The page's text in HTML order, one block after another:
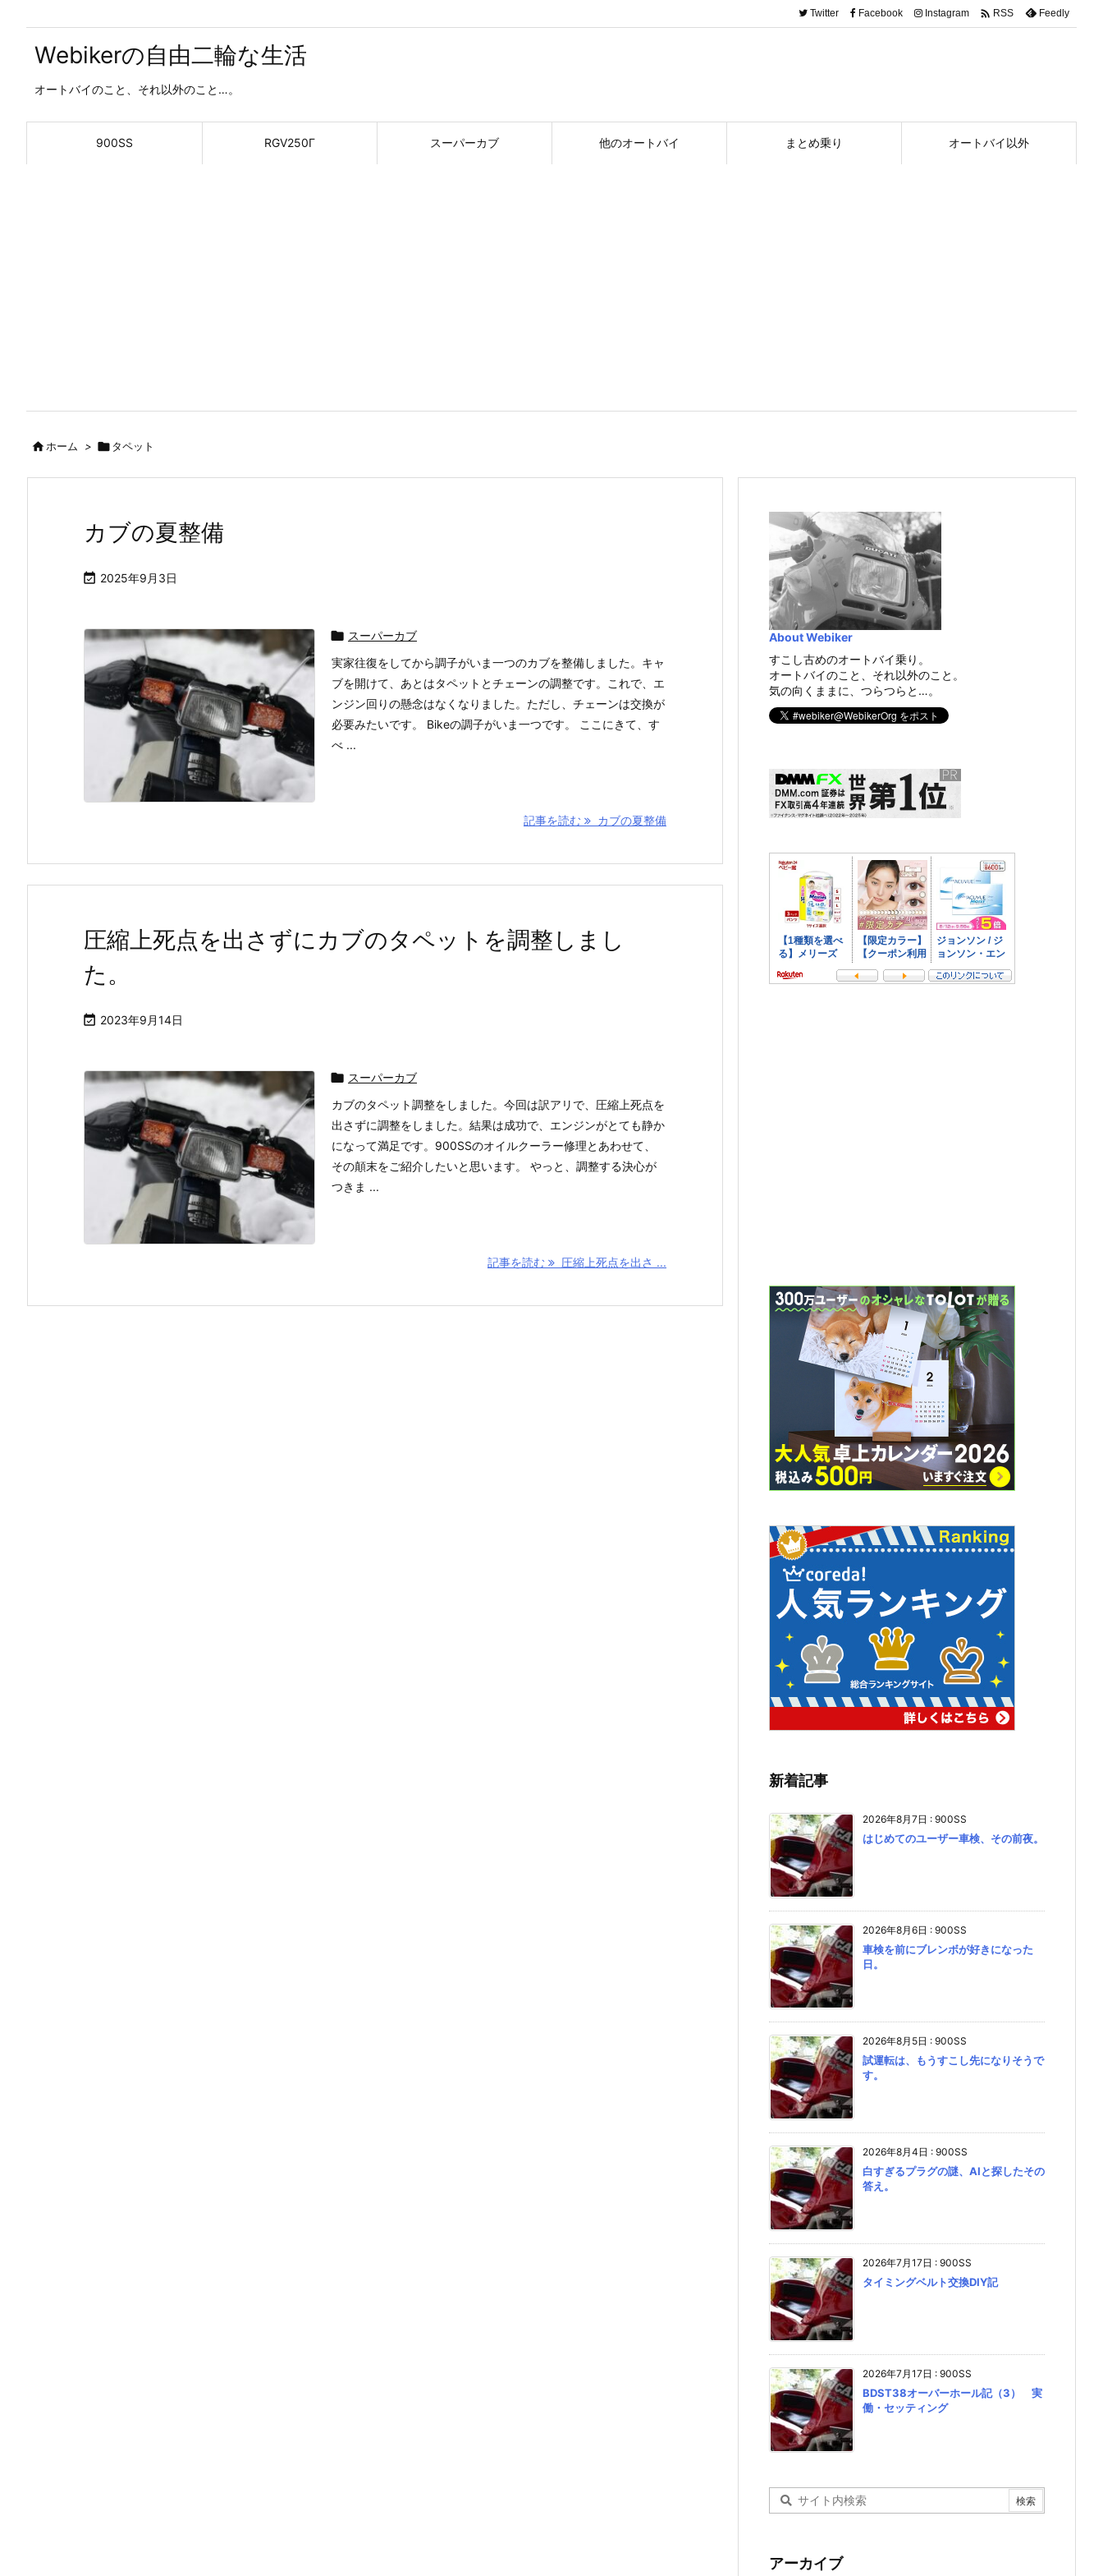
Webikerの自由二輪な生活
オートバイのこと、それ以外のこと…。
900SS RGV250Γ スーパーカブ 他のオートバイ まとめ乗り オートバイ以外
Twitter Facebook Instagram  RSS Feedly
ホーム > タペット
カブの夏整備
 2025年9月3日
 スーパーカブ
実家往復をしてから調子がいま一つのカブを整備しました。キャ
ブを開けて、あとはタペットとチェーンの調整です。これで、エ
ンジン回りの懸念はなくなりました。ただし、チェーンは交換が
必要みたいです。 Bikeの調子がいま一つです。 ここにきて、す
べ ...
記事を読む カブの夏整備
圧縮上死点を出さずにカブのタペットを調整しまし
た。
 2023年9月14日
 スーパーカブ
カブのタペット調整をしました。今回は訳アリで、圧縮上死点を
出さずに調整をしました。結果は成功で、エンジンがとても静か
になって満足です。900SSのオイルクーラー修理とあわせて、
その顛末をご紹介したいと思います。 やっと、調整する決心が
つきま ...
記事を読む 圧縮上死点を出さ ...
About Webiker
すこし古めのオートバイ乗り。
オートバイのこと、それ以外のこと。
気の向くままに、つらつらと…。
新着記事
2026年8月7日 : 900SS
はじめてのユーザー車検、その前夜。
2026年8月6日 : 900SS
車検を前にブレンボが好きになった
日。
2026年8月5日 : 900SS
試運転は、もうすこし先になりそうで
す。
2026年8月4日 : 900SS
白すぎるプラグの謎、AIと探したその
答え。
2026年7月17日 : 900SS
タイミングベルト交換DIY記
2026年7月17日 : 900SS
BDST38オーバーホール記（3） 実
働・セッティング
アーカイブ